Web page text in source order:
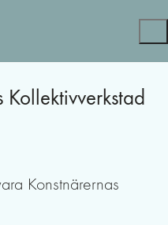
Konstnärernas